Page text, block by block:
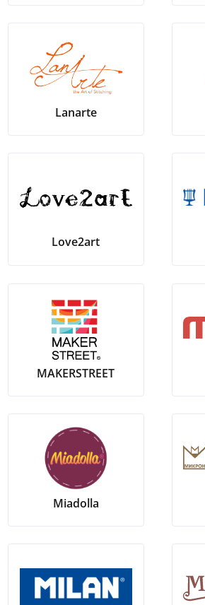
Lanarte
Love2art
MAKERSTREET
Miadolla